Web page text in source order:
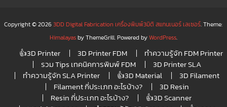
Copyright © 20263DD Digital Fabrication เครื่องพิมพ์3มิติ สแกนเนอร์ เลเซอร์. Theme:
Himalayasby ThemeGrill. Powered byWordPress.
👍3D Printer 3D Printer FDM
ทำความรู้จัก FDM Printer
รวม Tips เทคนิคการพิมพ์ FDM
3D Printer SLA
ทำความรู้จัก SLA Printer
👍3D Material
3D Filament
Filament กี่ประเภท อะไรบ้าง?
3D Resin
Resin กี่ประเภท อะไรบ้าง?
👍3D Scanner